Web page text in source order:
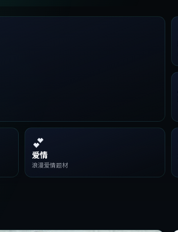
💕
爱情
浪漫爱情题材